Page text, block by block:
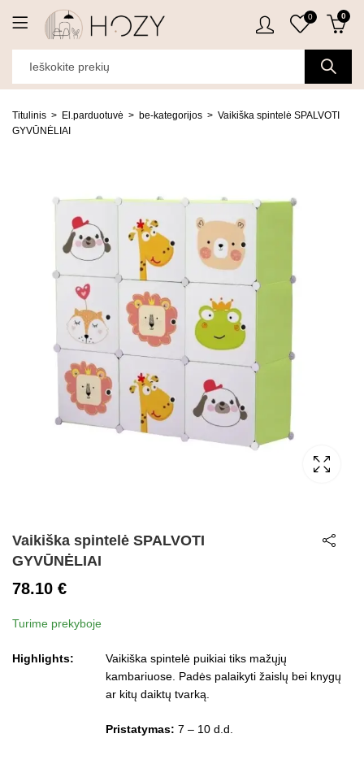
0 0
Titulinis El.parduotuvė be-kategorijos
Vaikiška spintelė SPALVOTI
GYVŪNĖLIAI
Vaikiška spintelė SPALVOTI
GYVŪNĖLIAI
78.10 €
Turime prekyboje
Highlights:
Vaikiška spintelė puikiai tiks mažųjų
kambariuose. Padės palaikyti žaislų bei knygų
ar kitų daiktų tvarką.
Pristatymas: 7 – 10 d.d.